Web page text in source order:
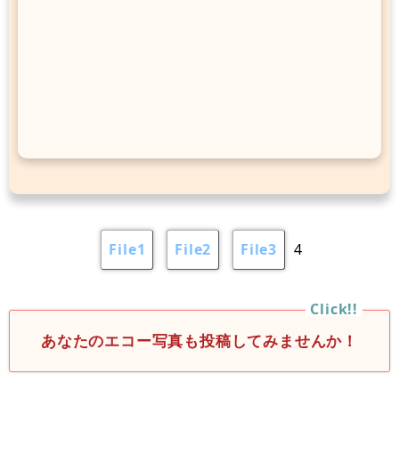
File1 File2 File3 4
あなたのエコー写真も投稿してみませんか！